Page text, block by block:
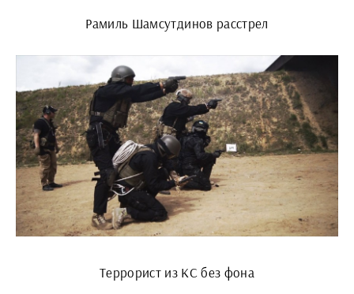
Рамиль Шамсутдинов расстрел
Террорист из КС без фона